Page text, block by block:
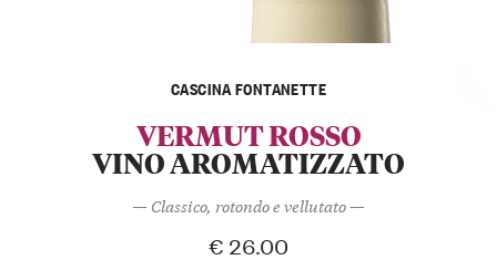
CASCINA FONTANETTE
VERMUT ROSSO
VINO AROMATIZZATO
— Classico, rotondo e vellutato —
€ 26.00